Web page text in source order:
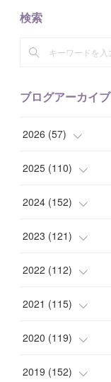
検索
ブログアーカイブ
2026 (57)
( 1)
(10)
(9)
( 7)
( 8 )
2025 (110)
(10)
(7)
( 8)
( 7 )
( 10)
2024 (152)
(14)
( 15)
( 11)
( 10)
( 11)
2023 (121)
( 12)
( 8)
( 8)
( 6)
2022 (112)
( 10)
( 7)
(8)
2021 (115)
( 14)
(13)
2020 (119)
(7)
2019 (152)